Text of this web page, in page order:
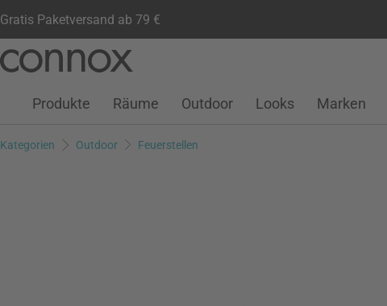
Gratis Paketversand ab 79 €
Seiteninhalt
Suchfeld
Kundenkonto
Wunschliste
Warenkorb
Produkte Räume Outdoor Looks Marken
Kategorien Outdoor Feuerstellen